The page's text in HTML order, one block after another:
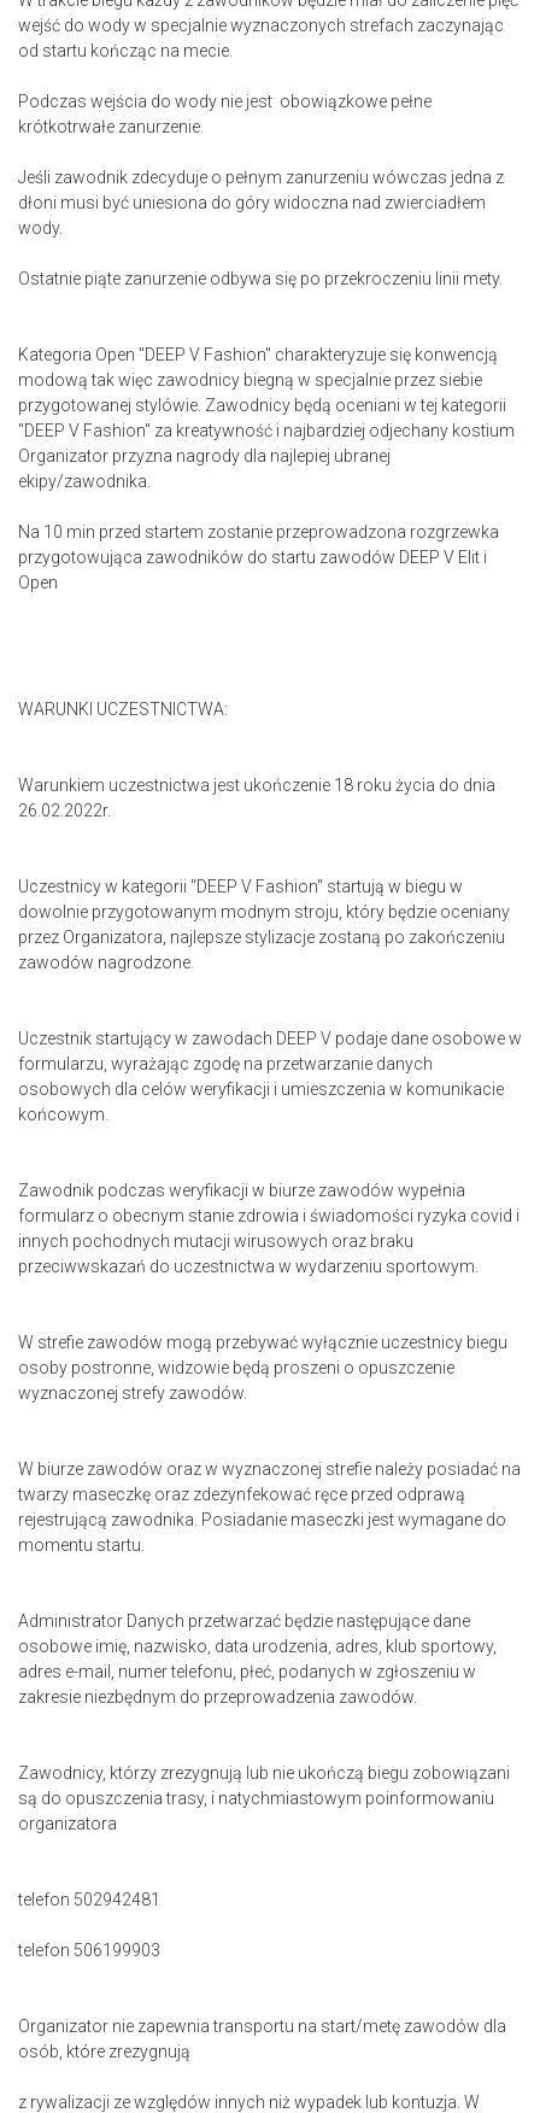
wejść do wody w specjalnie wyznaczonych strefach zaczynając
od startu kończąc na mecie.
Podczas wejścia do wody nie jest obowiązkowe pełne
krótkotrwałe zanurzenie.
Jeśli zawodnik zdecyduje o pełnym zanurzeniu wówczas jedna z
dłoni musi być uniesiona do góry widoczna nad zwierciadłem
wody.
Ostatnie piąte zanurzenie odbywa się po przekroczeniu linii mety.
Kategoria Open "DEEP V Fashion" charakteryzuje się konwencją
modową tak więc zawodnicy biegną w specjalnie przez siebie
przygotowanej stylówie. Zawodnicy będą oceniani w tej kategorii
"DEEP V Fashion" za kreatywność i najbardziej odjechany kostium
Organizator przyzna nagrody dla najlepiej ubranej
ekipy/zawodnika.
Na 10 min przed startem zostanie przeprowadzona rozgrzewka
przygotowująca zawodników do startu zawodów DEEP V Elit i
Open
WARUNKI UCZESTNICTWA:
Warunkiem uczestnictwa jest ukończenie 18 roku życia do dnia
26.02.2022r.
Uczestnicy w kategorii "DEEP V Fashion" startują w biegu w
dowolnie przygotowanym modnym stroju, który będzie oceniany
przez Organizatora, najlepsze stylizacje zostaną po zakończeniu
zawodów nagrodzone.
Uczestnik startujący w zawodach DEEP V podaje dane osobowe w
formularzu, wyrażając zgodę na przetwarzanie danych
osobowych dla celów weryfikacji i umieszczenia w komunikacie
końcowym.
Zawodnik podczas weryfikacji w biurze zawodów wypełnia
formularz o obecnym stanie zdrowia i świadomości ryzyka covid i
innych pochodnych mutacji wirusowych oraz braku
przeciwwskazań do uczestnictwa w wydarzeniu sportowym.
W strefie zawodów mogą przebywać wyłącznie uczestnicy biegu
osoby postronne, widzowie będą proszeni o opuszczenie
wyznaczonej strefy zawodów.
W biurze zawodów oraz w wyznaczonej strefie należy posiadać na
twarzy maseczkę oraz zdezynfekować ręce przed odprawą
rejestrującą zawodnika. Posiadanie maseczki jest wymagane do
momentu startu.
Administrator Danych przetwarzać będzie następujące dane
osobowe imię, nazwisko, data urodzenia, adres, klub sportowy,
adres e-mail, numer telefonu, płeć, podanych w zgłoszeniu w
zakresie niezbędnym do przeprowadzenia zawodów.
Zawodnicy, którzy zrezygnują lub nie ukończą biegu zobowiązani
są do opuszczenia trasy, i natychmiastowym poinformowaniu
organizatora
telefon 502942481
telefon 506199903
Organizator nie zapewnia transportu na start/metę zawodów dla
osób, które zrezygnują
z rywalizacji ze względów innych niż wypadek lub kontuzja. W